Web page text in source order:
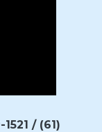
/ (61)